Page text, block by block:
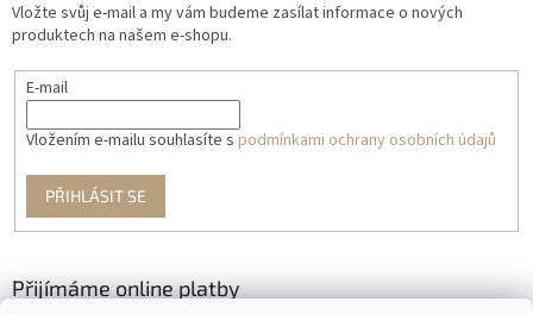
Vložte svůj e-mail a my vám budeme zasílat informace o nových
produktech na našem e-shopu.
E-mail
Vložením e-mailu souhlasíte s podmínkami ochrany osobních údajů
PŘIHLÁSIT SE
Přijímáme online platby